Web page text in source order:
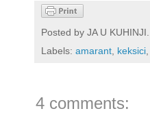
Posted by JA U KUHINJI...
Labels: amarant, keksici,
4 comments: